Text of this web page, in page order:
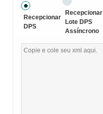
Recepcionar
DPS
Recepcionar
Lote DPS
Assíncrono